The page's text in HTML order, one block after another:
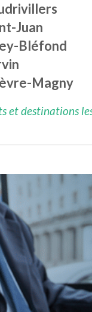
Juan
Bléfond
Magny
et destinations